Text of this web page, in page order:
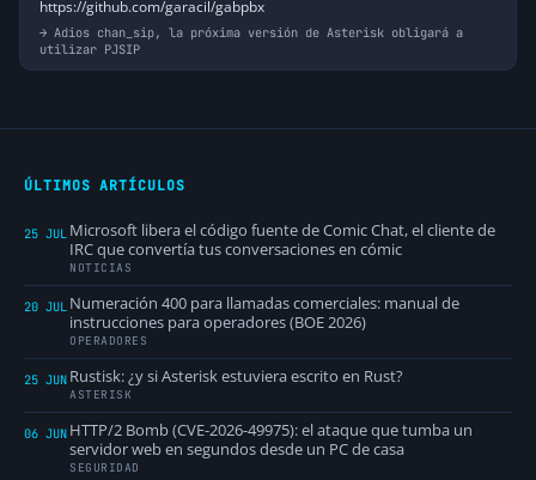
https://github.com/garacil/gabpbx
Adios chan_sip, la próxima versión de Asterisk obligará a
utilizar PJSIP
ÚLTIMOS ARTÍCULOS
25 JUL Microsoft libera el código fuente de Comic Chat, el cliente de
IRC que convertía tus conversaciones en cómic
NOTICIAS
20 JUL Numeración 400 para llamadas comerciales: manual de
instrucciones para operadores (BOE 2026)
OPERADORES
25 JUN Rustisk: ¿y si Asterisk estuviera escrito en Rust?
ASTERISK
06 JUN HTTP/2 Bomb (CVE-2026-49975): el ataque que tumba un
servidor web en segundos desde un PC de casa
SEGURIDAD